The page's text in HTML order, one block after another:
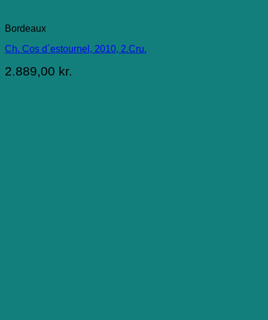
Bordeaux
Ch. Cos d´estournel, 2010, 2.Cru.
2.889,00 kr.